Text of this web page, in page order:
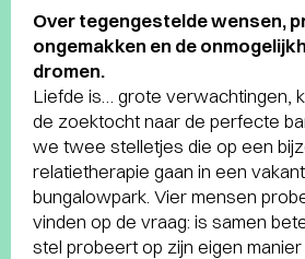
Over tegengestelde wensen,
ongemakken en de
dromen.
Liefde is… grote verwachtingen,
de zoektocht naar de perfecte
we twee stelletjes die op een
relatietherapie gaan in een
bungalowpark. Vier mensen
vinden op de vraag: is samen
stel probeert op zijn eigen